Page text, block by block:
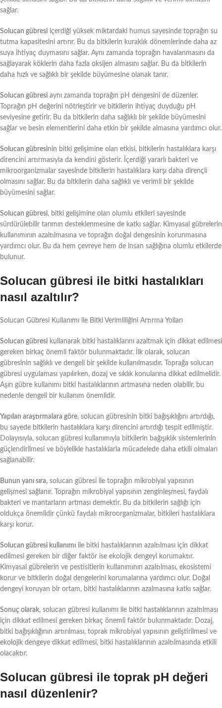
sağlar.
Solucan gübresi içerdiği yüksek miktardaki humus sayesinde toprağın su
tutma kapasitesini artırır. Bu da bitkilerin kuraklık dönemlerinde daha az
suya ihtiyaç duymasını sağlar. Aynı zamanda toprağın havalanmasını da
sağlayarak köklerin daha fazla oksijen almasını sağlar. Bu da bitkilerin
daha hızlı ve sağlıklı bir şekilde büyümesine olanak tanır.
Solucan gübresi aynı zamanda toprağın pH dengesini de düzenler.
Toprağın pH değerini nötrleştirir ve bitkilerin ihtiyaç duyduğu pH
seviyesine getirir. Bu da bitkilerin daha sağlıklı bir şekilde büyümesini
sağlar ve besin elementlerini daha etkin bir şekilde almasına yardımcı olur.
Solucan gübresinin bitki gelişimine olan etkisi, bitkilerin hastalıklara karşı
direncini artırmasıyla da kendini gösterir. İçerdiği yararlı bakteri ve
mikroorganizmalar sayesinde bitkilerin hastalıklara karşı daha dirençli
olmasını sağlar. Bu da bitkilerin daha sağlıklı ve verimli bir şekilde
büyümesini sağlar.
Solucan gübresi, bitki gelişimine olan olumlu etkileri sayesinde
sürdürülebilir tarımın desteklenmesine de katkı sağlar. Kimyasal gübrelerin
kullanımının azaltılmasına ve toprağın doğal dengesinin korunmasına
yardımcı olur. Bu da hem çevreye hem de insan sağlığına olumlu etkilerde
bulunur.
Solucan gübresi ile bitki hastalıkları
nasıl azaltılır?
Solucan Gübresi Kullanımı ile Bitki Verimliliğini Artırma Yolları
Solucan gübresi kullanarak bitki hastalıklarını azaltmak için dikkat edilmesi
gereken birkaç önemli faktör bulunmaktadır. İlk olarak, solucan
gübresinin sağlıklı ve dengeli bir şekilde kullanılmasıdır. Toprağa solucan
gübresi uygulaması yapılırken, dozaj ve sıklık konularına dikkat edilmelidir.
Aşırı gübre kullanımı bitki hastalıklarının artmasına neden olabilir, bu
nedenle dengeli bir kullanım önemlidir.
Yapılan araştırmalara göre, solucan gübresinin bitki bağışıklığını artırdığı,
bu sayede bitkilerin hastalıklara karşı direncini artırdığı tespit edilmiştir.
Dolayısıyla, solucan gübresi kullanımıyla bitkilerin bağışıklık sistemlerinin
güçlendirilmesi ve böylelikle hastalıklarla mücadelede daha etkili olmaları
sağlanabilir.
Bunun yanı sıra, solucan gübresi ile toprağın mikrobiyal yapısının
gelişmesi sağlanır. Toprağın mikrobiyal yapısının zenginleşmesi, faydalı
bakteri ve mantarların artması demektir. Bu da bitkilerin sağlığı için
oldukça önemlidir çünkü faydalı mikroorganizmalar, bitkileri hastalıklara
karşı korur.
Solucan gübresi kullanımı ile bitki hastalıklarının azaltılması için dikkat
edilmesi gereken bir diğer faktör ise ekolojik dengeyi korumaktır.
Kimyasal gübrelerin ve pestisitlerin kullanımının azaltılması, ekosistemi
korur ve bitkilerin doğal dengelerini korumalarına yardımcı olur. Doğal
dengeyi koruyan bir ortam, bitki hastalıklarının azalmasına katkı sağlar.
Sonuç olarak, solucan gübresi kullanımı ile bitki hastalıklarının azaltılması
için dikkat edilmesi gereken birkaç önemli faktör bulunmaktadır. Dozaj,
bitki bağışıklığının artırılması, toprak mikrobiyal yapısının geliştirilmesi ve
ekolojik dengeye dikkat edilmesi, bitki hastalıklarının azaltılmasında etkili
olacaktır.
Solucan gübresi ile toprak pH değeri
nasıl düzenlenir?